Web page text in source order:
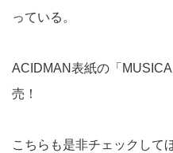
っている。
ACIDMAN表紙の「
売！
こちらも是非チェックして